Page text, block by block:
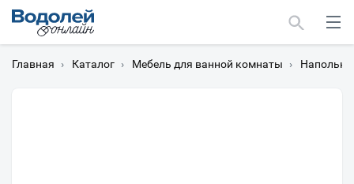
Главная › Каталог › Мебель для ванной комнаты ›